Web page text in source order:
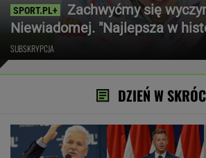
Zachwyćmy się
Niewiadomej. "Najlepsza w
SUBSKRYPCJA
DZIEŃ W